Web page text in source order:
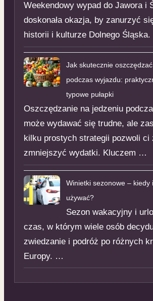
Weekendowy wypad do Jawora i
doskonała okazja, by zanurzyć
historii i kulturze Dolnego
Jak skutecznie
podczas wyjazdu:
typowe pułapki
Oszczędzanie na jedzeniu
może wydawać się trudne, ale
kilku prostych strategii pozwoli ci
zmniejszyć wydatki. Kluczem …
Winietki sezonowe – kiedy
używać?
Sezon wakacyjny i
czas, w którym wiele osób
zwiedzanie i podróż po różnych
Europy. …